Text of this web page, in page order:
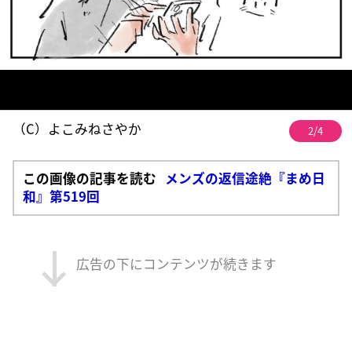
（C）よこみねさやか 2/4
この画像の記事を読む メンズの返信途絶『まめ日
和』第519回
広告の下にコンテンツが続きます